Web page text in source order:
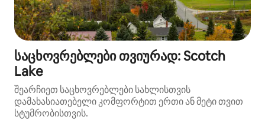
საცხოვრებლები თვიურად: Scotch
Lake
შეარჩიეთ საცხოვრებლები სახლისთვის
დამახასიათებელი კომფორტით ერთი ან მეტი თვით
სტუმრობისთვის.